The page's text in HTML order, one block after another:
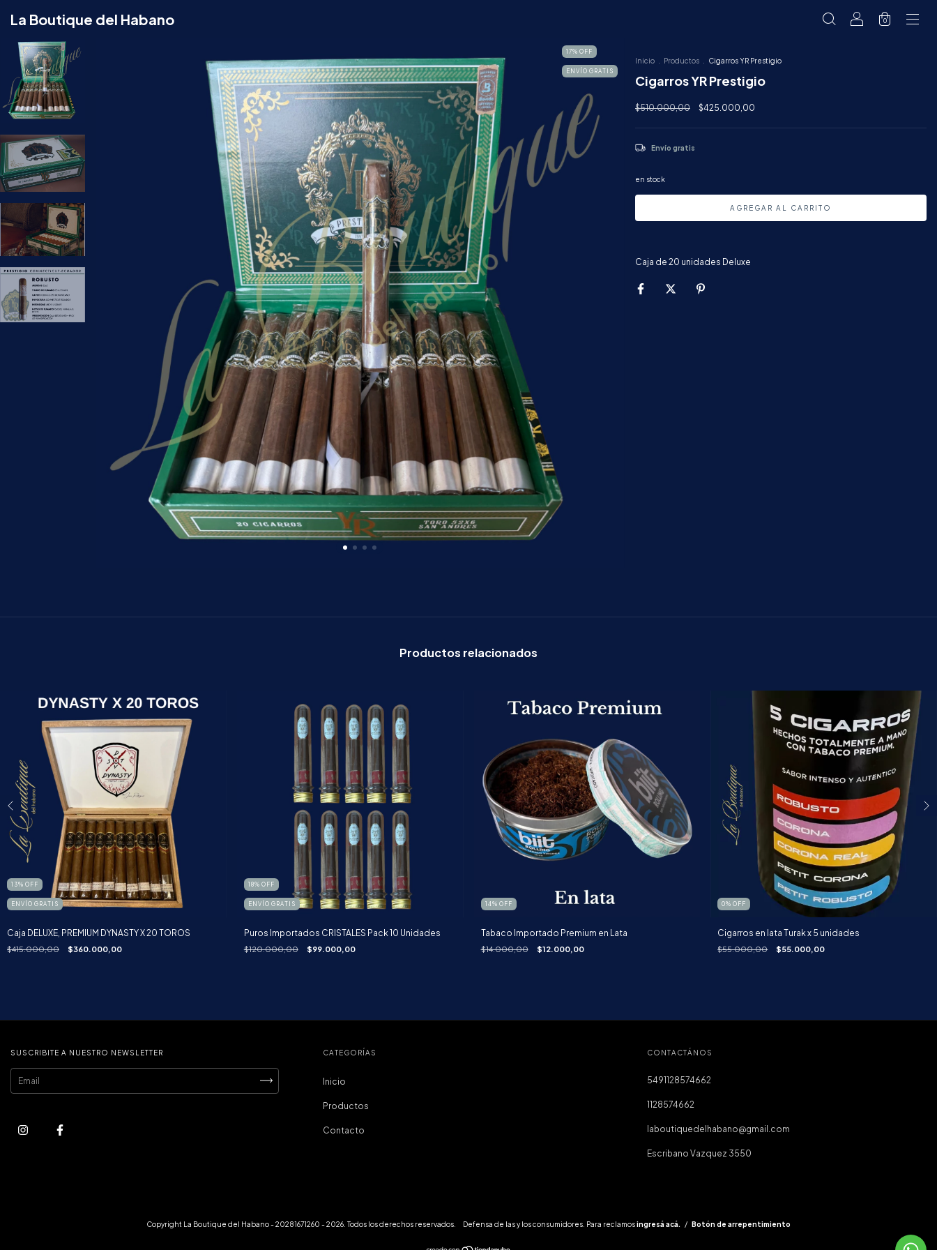
La Boutique del Habano 0
17% OFF
ENVÍO GRATIS
Inicio Productos Cigarros YR Prestigio
Cigarros YR Prestigio
$510.000,00 $425.000,00
Envío gratis
en stock
Caja de 20 unidades Deluxe
Productos relacionados
13% OFF
ENVÍO GRATIS
Caja DELUXE, PREMIUM DYNASTY X 20 TOROS
$415.000,00 $360.000,00
18% OFF
ENVÍO GRATIS
Puros Importados CRISTALES Pack 10 Unidades
$120.000,00 $99.000,00
14% OFF
Tabaco Importado Premium en Lata
$14.000,00 $12.000,00
0%OFF
Cigarros en lata Turak x 5 unidades
$55.000,00 $55.000,00
SUSCRIBITE A NUESTRO NEWSLETTER CATEGORÍAS
Inicio
Productos
Contacto
CONTACTÁNOS
5491128574662
1128574662
laboutiquedelhabano@gmail.com
Escribano Vazquez 3550
Copyright La Boutique del Habano - 20281671260 - 2026. Todos los derechos reservados. Defensa de las y los consumidores. Para reclamosingresá acá. / Botón de arrepentimiento